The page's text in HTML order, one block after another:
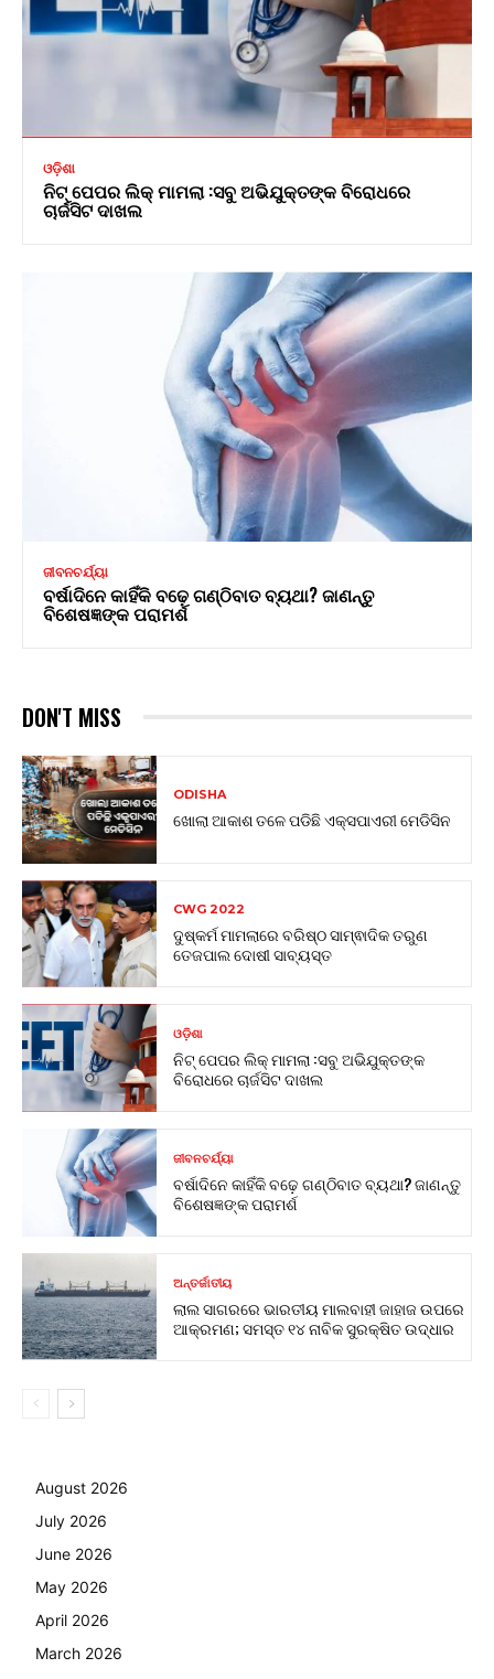
ଓଡ଼ିଶା
ନିଟ୍ ପେପର ଲିକ୍ ମାମଲା :ସବୁ ଅଭିଯୁକ୍ତଙ୍କ ବିରୋଧରେ
ଚାର୍ଜସିଟ ଦାଖଲ
ଜୀବନଚର୍ଯ୍ୟା
ବର୍ଷାଦିନେ କାହିଁକି ବଢ଼େ ଗଣ୍ଠିବାତ ବ୍ୟଥା? ଜାଣନ୍ତୁ
ବିଶେଷଜ୍ଞଙ୍କ ପରାମର୍ଶ
DON'T MISS
ODISHA
ଖୋଲା ଆକାଶ ତଳେ ପଡିଛି ଏକ୍ସପାଏରୀ ମେଡିସିନ
CWG 2022
ଦୁଷ୍କର୍ମ ମାମଲାରେ ବରିଷ୍ଠ ସାମ୍ଵାଦିକ ତରୁଣ
ତେଜପାଲ ଦୋଷୀ ସାବ୍ୟସ୍ତ
ଓଡ଼ିଶା
ନିଟ୍ ପେପର ଲିକ୍ ମାମଲା :ସବୁ ଅଭିଯୁକ୍ତଙ୍କ
ବିରୋଧରେ ଚାର୍ଜସିଟ ଦାଖଲ
ଜୀବନଚର୍ଯ୍ୟା
ବର୍ଷାଦିନେ କାହିଁକି ବଢ଼େ ଗଣ୍ଠିବାତ ବ୍ୟଥା? ଜାଣନ୍ତୁ
ବିଶେଷଜ୍ଞଙ୍କ ପରାମର୍ଶ
ଅନ୍ତର୍ଜାତୀୟ
ଲାଲ ସାଗରରେ ଭାରତୀୟ ମାଲବାହୀ ଜାହାଜ ଉପରେ
ଆକ୍ରମଣ; ସମସ୍ତ ୧୪ ନାବିକ ସୁରକ୍ଷିତ ଉଦ୍ଧାର
August 2026
July 2026
June 2026
May 2026
April 2026
March 2026